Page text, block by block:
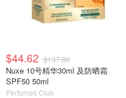
$44.62 $137.80
Nuxe 10号精华30ml 及防晒霜
SPF50 50ml
Perfumes Club